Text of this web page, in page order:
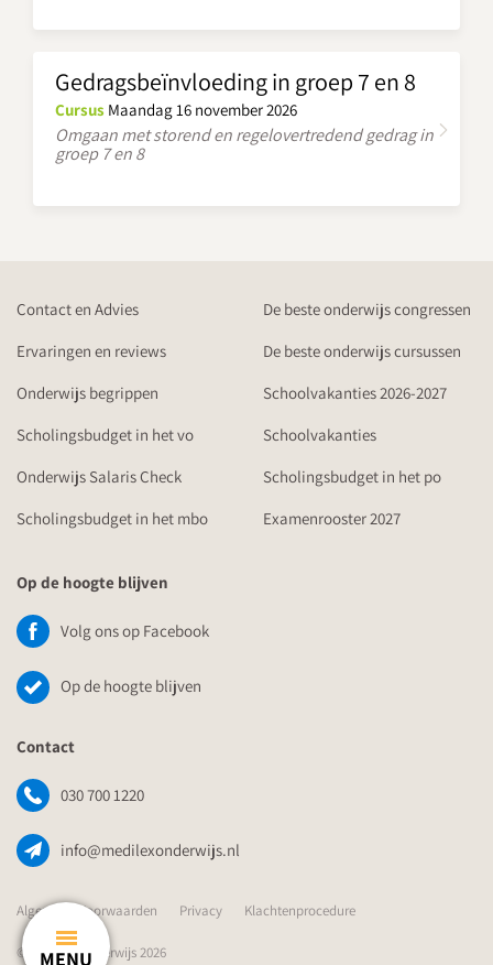
Gedragsbeïnvloeding in groep 7 en 8
Cursus Maandag 16 november 2026
Omgaan met storend en regelovertredend gedrag in
groep 7 en 8
Contact en Advies
De beste onderwijs congressen
Ervaringen en reviews
De beste onderwijs cursussen
Onderwijs begrippen
Schoolvakanties 2026-2027
Scholingsbudget in het vo
Schoolvakanties
Onderwijs Salaris Check
Scholingsbudget in het po
Scholingsbudget in het mbo
Examenrooster 2027
Op de hoogte blijven
Volg ons op Facebook
Op de hoogte blijven
Contact
030 700 1220
info@medilexonderwijs.nl
Algemene Voorwaarden Privacy Klachtenprocedure
© Medilex Onderwijs 2026
MENU